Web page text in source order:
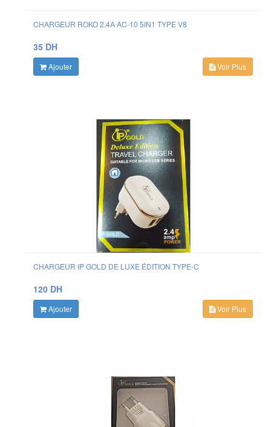
CHARGEUR ROKO 2.4A AC-10 5IN1 TYPE V8
35 DH
Ajouter Voir Plus
CHARGEUR IP GOLD DE LUXE ÉDITION TYPE-C
120 DH
Ajouter Voir Plus